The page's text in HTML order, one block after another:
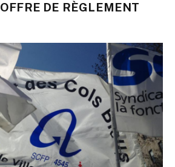
OFFRE DE RÈGLEMENT